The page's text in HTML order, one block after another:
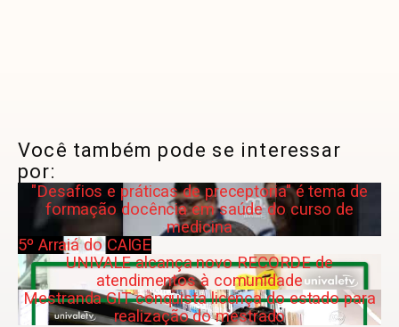
Você também pode se interessar
por:
"Desafios e práticas de preceptoria" é tema de
formação docência em saúde do curso de
medicina
5º Arraiá do CAIGE
UNIVALE alcança novo RECORDE de
atendimentos à comunidade
Mestranda GIT conquista licença do estado para
realização do mestrado